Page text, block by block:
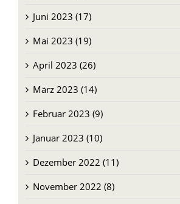
Juni 2023 (17)
Mai 2023 (19)
April 2023 (26)
März 2023 (14)
Februar 2023 (9)
Januar 2023 (10)
Dezember 2022 (11)
November 2022 (8)